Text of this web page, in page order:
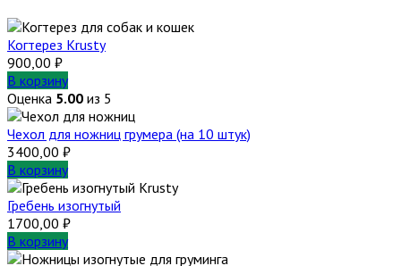
Когтерез Krusty
900,00 ₽
В корзину
Оценка 5.00 из 5
Чехол для ножниц грумера (на 10 штук)
3400,00 ₽
В корзину
Гребень изогнутый
1700,00 ₽
В корзину